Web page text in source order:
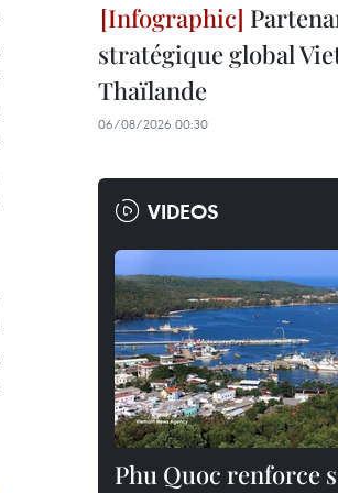
stratégique global
Thaïlande
06/08/2026 00:30
VIDEOS
Phu Quoc renforce